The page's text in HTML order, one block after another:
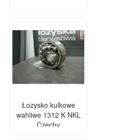
Łozysko kulkowe
wahliwe 1312 K NKL
Czechy